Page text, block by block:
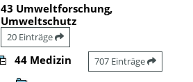
43 Umweltforschung,
Umweltschutz
20 Einträge
44 Medizin 707 Einträge